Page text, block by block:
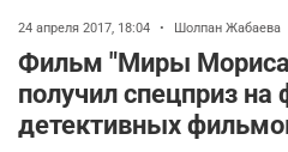
24 апреля 2017, 18:04 • Шолпан Жабаева
Фильм "Миры
получил спецприз на
детективных